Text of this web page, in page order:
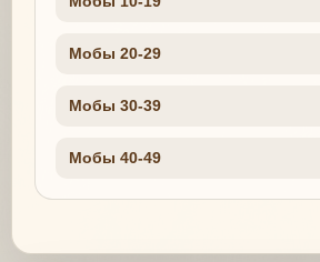
Мобы 20-29
Мобы 30-39
Мобы 40-49